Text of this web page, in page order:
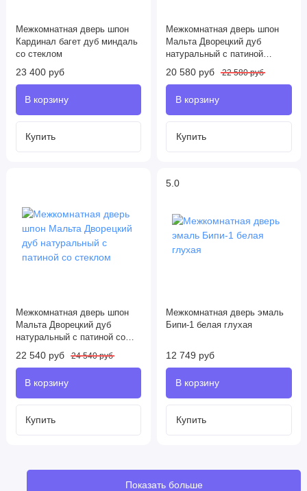
Межкомнатная дверь шпон
Кардинал багет дуб миндаль
со стеклом
23 400 руб
Межкомнатная дверь шпон
Мальта Дворецкий дуб
натуральный с патиной
глухая
20 580 руб 22 580 руб
Межкомнатная дверь шпон
Мальта Дворецкий дуб
натуральный с патиной со
стеклом
22 540 руб 24 540 руб
5.0
Межкомнатная дверь эмаль
Бипи-1 белая глухая
12 749 руб
Показать больше